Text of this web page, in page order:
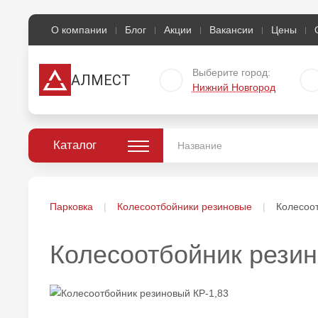
О компании Блог Акции Вакансии Цены
АЛМЕСТ
Выберите город:
Нижний Новгород
Каталог
Парковка Колесоотбойники резиновые
Колесоотбойник